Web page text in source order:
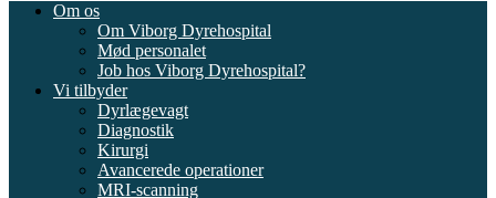
Om os
Om Viborg Dyrehospital
Mød personalet
Job hos Viborg Dyrehospital?
Vi tilbyder
Dyrlægevagt
Diagnostik
Kirurgi
Avancerede operationer
MRI-scanning